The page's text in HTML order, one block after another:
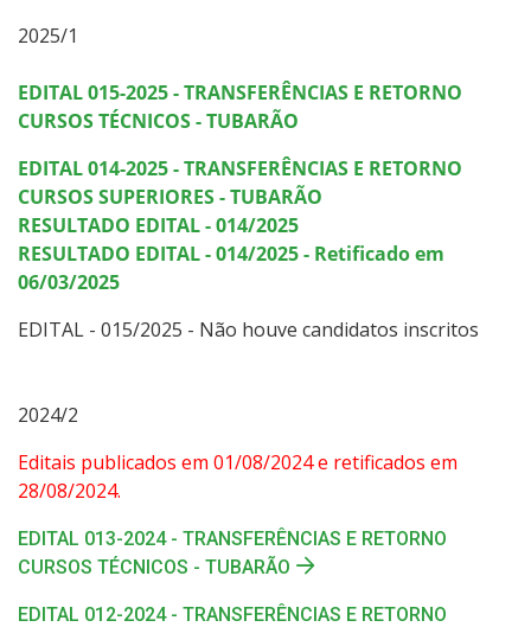
2025/1
EDITAL 015-2025 - TRANSFERÊNCIAS E RETORNO
CURSOS TÉCNICOS - TUBARÃO
EDITAL 014-2025 - TRANSFERÊNCIAS E RETORNO
CURSOS SUPERIORES - TUBARÃO
RESULTADO EDITAL - 014/2025
RESULTADO EDITAL - 014/2025 - Retificado em
06/03/2025
EDITAL - 015/2025 - Não houve candidatos inscritos
2024/2
Editais publicados em 01/08/2024 e retificados em
28/08/2024.
EDITAL 013-2024 - TRANSFERÊNCIAS E RETORNO
CURSOS TÉCNICOS - TUBARÃO
EDITAL 012-2024 - TRANSFERÊNCIAS E RETORNO